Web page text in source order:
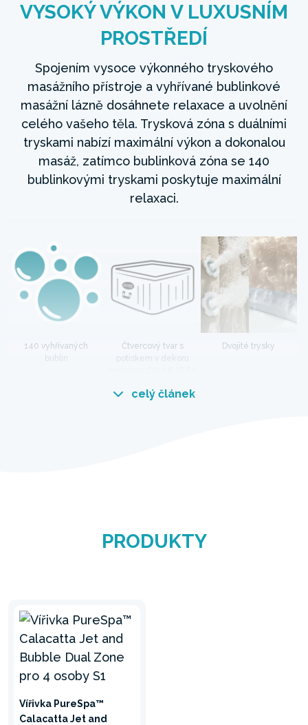
VYSOKÝ VÝKON V LUXUSNÍM
PROSTŘEDÍ
Spojením vysoce výkonného tryskového
masážního přístroje a vyhřívané bublinkové
masážní lázně dosáhnete relaxace a uvolnění
celého vašeho těla. Trysková zóna s duálními
tryskami nabízí maximální výkon a dokonalou
masáž, zatímco bublinková zóna se 140
bublinkovými tryskami poskytuje maximální
relaxaci.
140 vyhřívaných
bublin
Čtvercový tvar s
potiskem v dekoru
Dvojité trysky
celý článek
PRODUKTY
Vířivka PureSpa™
Calacatta Jet and